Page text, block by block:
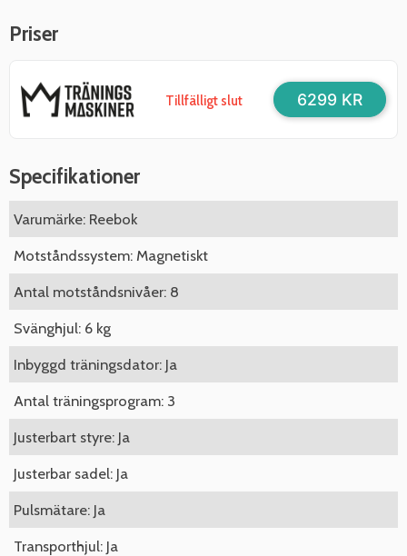
Priser
Tillfälligt slut 6299 KR
Specifikationer
Varumärke: Reebok
Motståndssystem: Magnetiskt
Antal motståndsnivåer: 8
Svänghjul: 6 kg
Inbyggd träningsdator: Ja
Antal träningsprogram: 3
Justerbart styre: Ja
Justerbar sadel: Ja
Pulsmätare: Ja
Transporthjul: Ja